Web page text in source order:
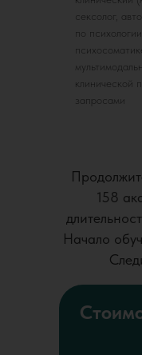
сексолог,
по
клинической
запросами
158
Начало